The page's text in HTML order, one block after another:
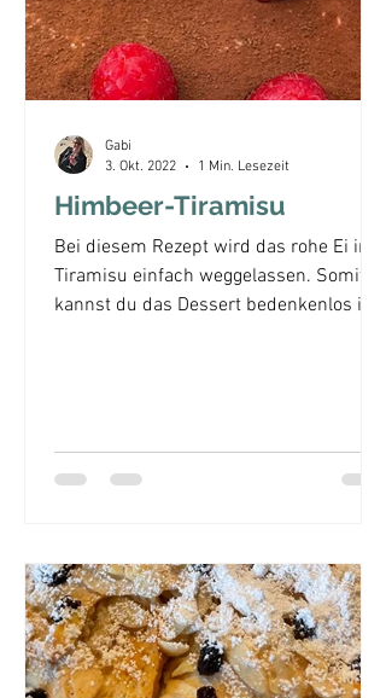
Himbeer-Tiramisu
Bei diesem Rezept wird das rohe Ei im
Tiramisu einfach weggelassen. Somit
kannst du das Dessert bedenkenlos im
Gabi
3. Okt. 2022
1 Min. Lesezeit